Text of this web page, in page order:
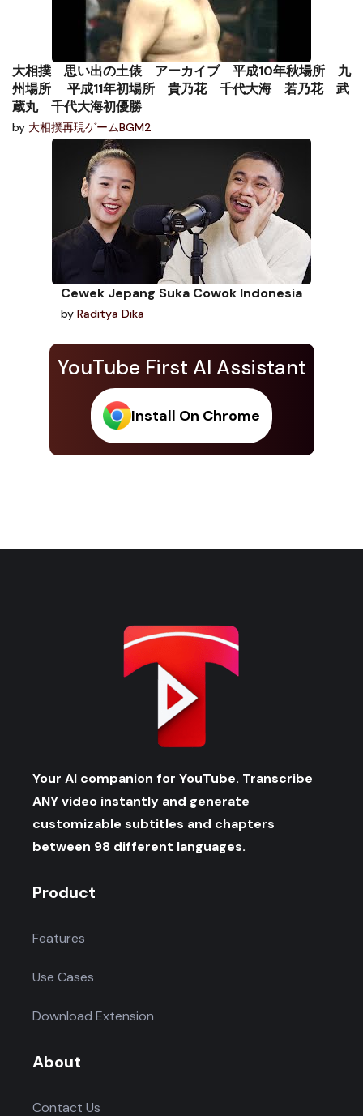
YouTube First AI Assistant
Install On Chrome
大相撲 思い出の土俵 アーカイブ 平成10年秋場所 九
州場所 平成11年初場所 貴乃花 千代大海 若乃花 武
蔵丸 千代大海初優勝
by 大相撲再現ゲームBGM2
Cewek Jepang Suka Cowok Indonesia
by Raditya Dika
Your AI companion for YouTube. Transcribe
ANY video instantly and generate
customizable subtitles and chapters
between 98 different languages.
Product
Features
Use Cases
Download Extension
About
Contact Us